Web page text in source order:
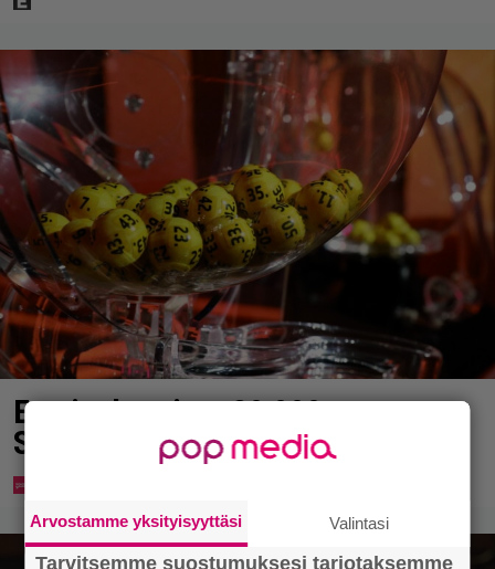
Eurojackpotista 80 000 euroa
Suomeen – tänne
Arvostamme yksityisyyttäsi Valintasi
Tarvitsemme suostumuksesi tarjotaksemme